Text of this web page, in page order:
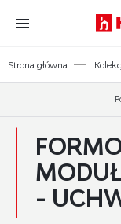
Przejdź do treści.
Przejdź do menu.
Przejdź do
Strona główna
-